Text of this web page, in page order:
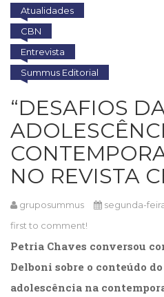
Literatura
Erótica
(11)
Literatura,
Ficção,
Ensaios
(69)
Obras
de
referência
(48)
PNL
Neurolingüística)
(200)
Psicologia,
Atualidades
CBN
Entrevista
Summus Editorial
“DESAFIOS
NO REVISTA
gruposummus segunda-
first to comment!
Petria Chaves conversou
Delboni sobre o conteúdo
adolescência na